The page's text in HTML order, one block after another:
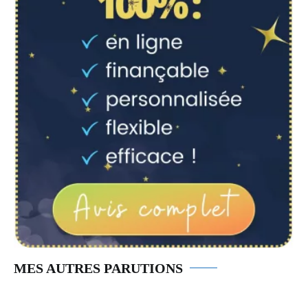
MES AUTRES PARUTIONS